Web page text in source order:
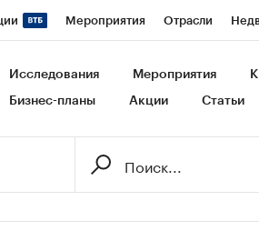
Мероприятия Отрасли
Франшизы Газета
Исследования Мероприятия
Бизнес-планы Акции Статьи